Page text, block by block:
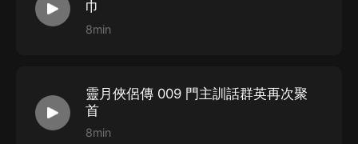
巾
8min
靈月俠侶傳 009 門主訓話群英再次聚
首
8min